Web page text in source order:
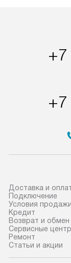
со статусом
быть
интересен
обсудите
по Москве в
не
доставки
прибор до
Если
прибор до
пожалуйста,
уточните это
За данную
Доставка и
Подключение
Условия продажи
Кредит
Возврат и обмен
Сервисные
Ремонт
Статьи и акции